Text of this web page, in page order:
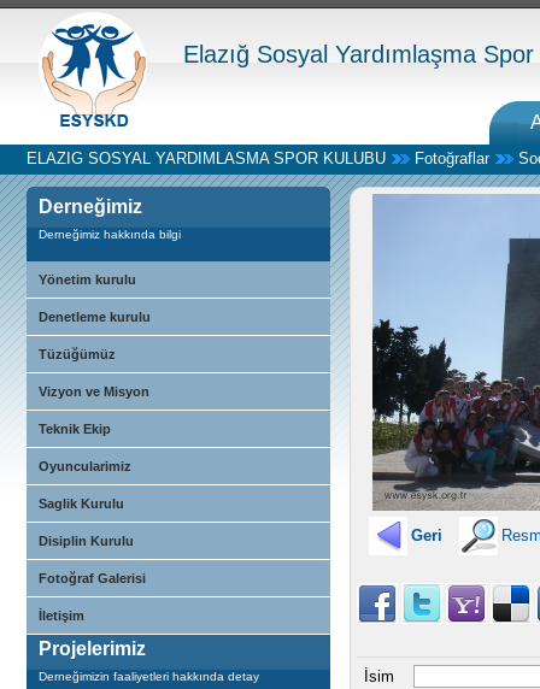
Elazığ Sosyal Yardımlaşma
ELAZIG SOSYAL YARDIMLASMA SPOR KULUBU Fotoğraflar
Derneğimiz
Derneğimiz hakkında bilgi
Yönetim kurulu
Denetleme kurulu
Tüzüğümüz
Vizyon ve Misyon
Teknik Ekip
Oyuncularimiz
Saglik Kurulu
Disiplin Kurulu
Fotoğraf Galerisi
İletişim
Projelerimiz
Derneğimizin faaliyetleri hakkında detay
Geri
İsim